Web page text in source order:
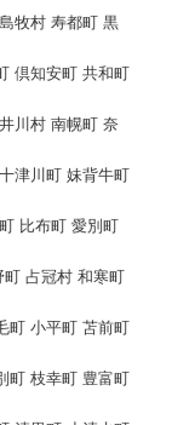
牧村 寿都町 黒
倶知安町 共和町
川村 南幌町 奈
津川町 妹背牛町
比布町 愛別町
占冠村 和寒町
町 小平町 苫前町
町 枝幸町 豊富町